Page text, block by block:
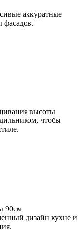
аккуратные
фасадов.
высоты
чтобы
90см
дизайн кухне и